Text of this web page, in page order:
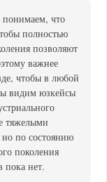
понимаем, что
полностью
позволяют
важнее
чтобы в любой
видим юзкейсы
тяжелыми
по состоянию
поколения
пока нет.